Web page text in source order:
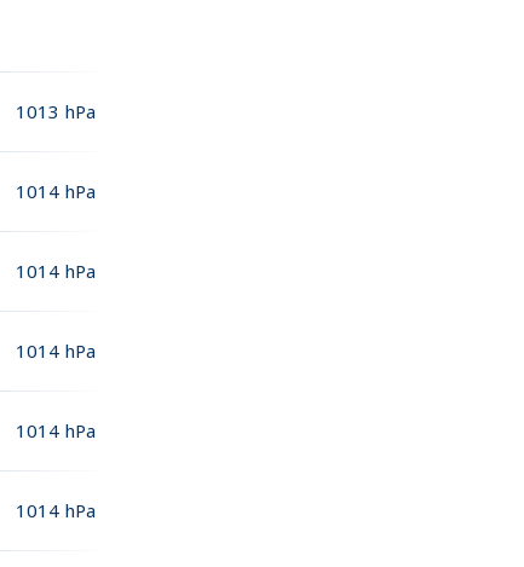
1013 hPa
1014 hPa
1014 hPa
1014 hPa
1014 hPa
1014 hPa